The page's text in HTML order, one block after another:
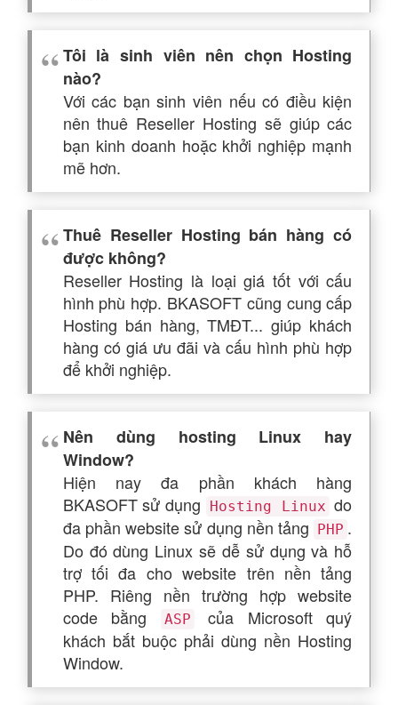
Tôi là sinh viên nên chọn Hosting
nào?
Với các bạn sinh viên nếu có điều kiện
nên thuê Reseller Hosting sẽ giúp các
bạn kinh doanh hoặc khởi nghiệp mạnh
mẽ hơn.
Thuê Reseller Hosting bán hàng có
được không?
Reseller Hosting là loại giá tốt với cấu
hình phù hợp. BKASOFT cũng cung cấp
Hosting bán hàng, TMĐT... giúp khách
hàng có giá ưu đãi và cấu hình phù hợp
để khởi nghiệp.
Nên dùng hosting Linux hay
Window?
Hiện nay đa phần khách hàng
BKASOFT sử dụng
Hosting Linux do
đa phần website sử dụng nền tảng PHP .
Do đó dùng Linux sẽ dễ sử dụng và hỗ
trợ tối đa cho website trên nền tảng
PHP. Riêng nền trường hợp website
code bằng
ASP
của Microsoft quý
khách bắt buộc phải dùng nền Hosting
Window.